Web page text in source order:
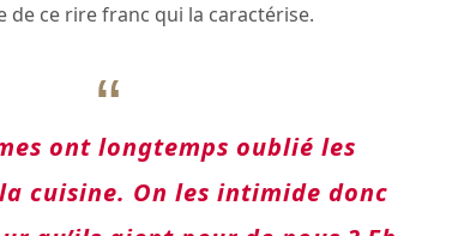
ce rire franc qui la caractérise.
ont longtemps oublié les
cuisine. On les intimide donc